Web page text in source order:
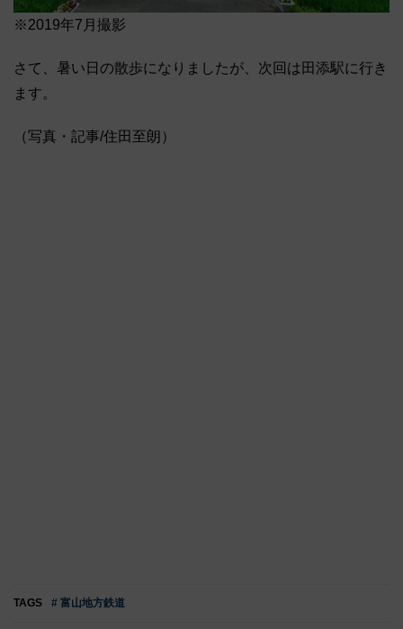
※2019年7月撮影
さて、暑い日の散歩になりましたが、次回は田添駅に行き
ます。
（写真・記事/住田至朗）
TAGS # 富山地方鉄道